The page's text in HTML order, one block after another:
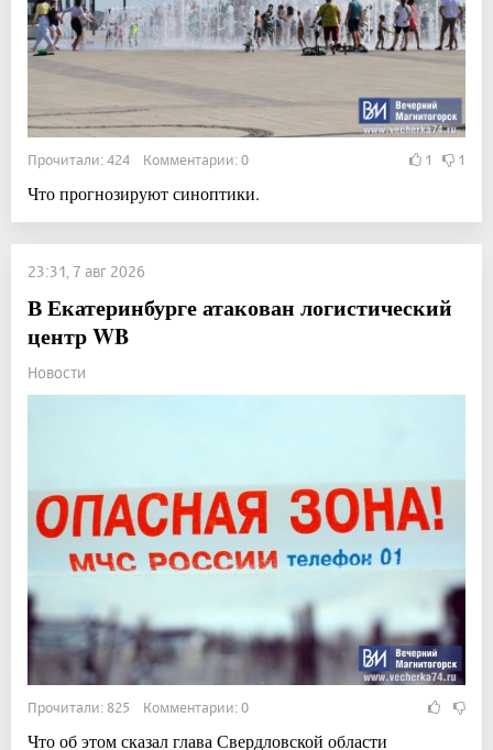
Прочитали: 424 Комментарии: 0 1 1
Что прогнозируют синоптики.
23:31, 7 авг 2026
В Екатеринбурге атакован логистический
центр WB
Новости
Прочитали: 825 Комментарии: 0
Что об этом сказал глава Свердловской области